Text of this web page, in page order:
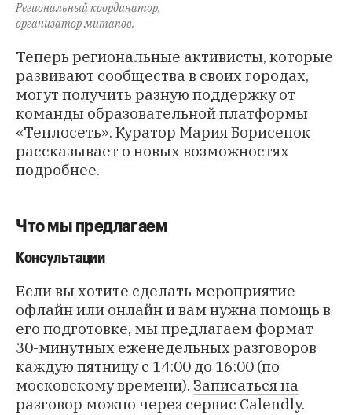
Региональный координатор,
организатор митапов.
Теперь региональные активисты, которые
развивают сообщества в своих городах,
могут получить разную поддержку от
команды образовательной платформы
«Теплосеть». Куратор Мария Борисенок
рассказывает о новых возможностях
подробнее.
Что мы предлагаем
Консультации
Если вы хотите сделать мероприятие
офлайн или онлайн и вам нужна помощь в
его подготовке, мы предлагаем формат
30-минутных еженедельных разговоров
каждую пятницу с 14:00 до 16:00 (по
московскому времени). Записаться на
разговор можно через сервис Calendly.